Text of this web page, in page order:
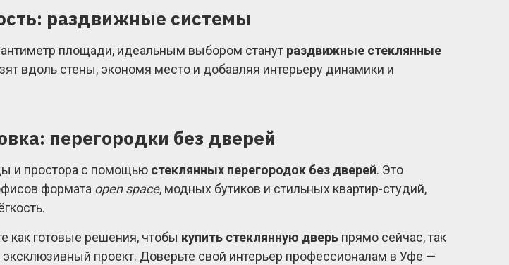
раздвижные системы
площади, идеальным выбором станут раздвижные стеклянные
вдоль стены, экономя место и добавляя интерьеру динамики и
перегородки без дверей
и простора с помощью стеклянных перегородок без дверей. Это
формата open space, модных бутиков и стильных квартир-студий,
как готовые решения, чтобы купить стеклянную дверь прямо сейчас, так
проект. Доверьте свой интерьер профессионалам в Уфе —